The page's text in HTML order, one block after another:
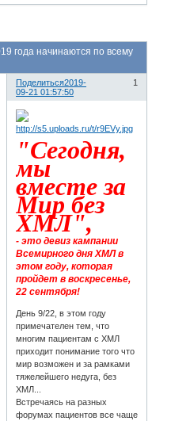
года начинаются по всему
Поделиться 1
2019-
09-21 01:57:50
"Сегодня,
мы
вместе за
Мир без
ХМЛ",
- это девиз кампании
Всемирного дня ХМЛ в
этом году, которая
пройдет в воскресенье,
22 сентября!
День 9/22, в этом году
примечателен тем, что
многим пациентам с ХМЛ
приходит понимание того что
мир возможен и за рамками
тяжелейшего недуга, без
ХМЛ...
Встречаясь на разных
форумах пациентов все чаще